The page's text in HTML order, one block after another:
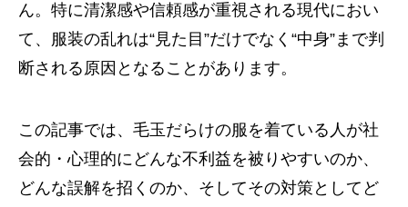
ん。特に清潔感や信頼感が重視される現代におい
て、服装の乱れは“見た目”だけでなく“中身”まで判
断される原因となることがあります。
この記事では、毛玉だらけの服を着ている人が社
会的・心理的にどんな不利益を被りやすいのか、
どんな誤解を招くのか、そしてその対策としてど